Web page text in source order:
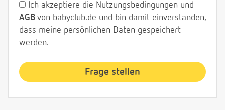
Ich akzeptiere die Nutzungsbedingungen und
AGB von babyclub.de und bin damit einverstanden,
dass meine persönlichen Daten gespeichert
werden.